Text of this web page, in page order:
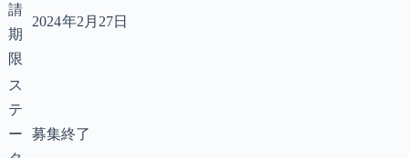
請
期
限
2024年2月27日
ス
テ
ー
募集終了